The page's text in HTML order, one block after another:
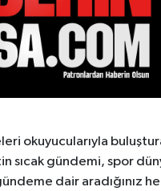
okuyucularıyla
sıcak gündemi, spor
dair aradığınız